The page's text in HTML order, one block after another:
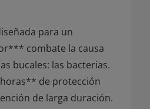
para un
combate la causa
bucales: las bacterias.
de protección
de larga duración.